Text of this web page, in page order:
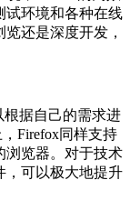
试环境和各种在线
还是深度开发，
根据自己的需求进
Firefox同样支持
浏览器。对于技术
，可以极大地提升